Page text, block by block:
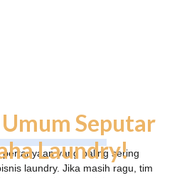
Seputar
Laundry!
yang paling sering
laundry. Jika masih ragu, tim